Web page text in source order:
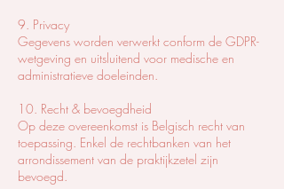
9. Privacy
Gegevens worden verwerkt conform de GDPR-
wetgeving en uitsluitend voor medische en
administratieve doeleinden.
10. Recht & bevoegdheid
Op deze overeenkomst is Belgisch recht van
toepassing. Enkel de rechtbanken van het
arrondissement van de praktijkzetel zijn
bevoegd.